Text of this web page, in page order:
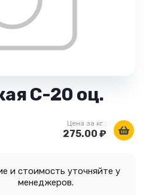
С-20 оц.
Цена за кг.:
275.00 ₽
и стоимость уточняйте у
менеджеров.